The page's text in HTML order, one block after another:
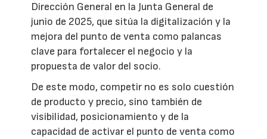
Dirección General en la Junta General de
junio de 2025, que sitúa la digitalización y la
mejora del punto de venta como palancas
clave para fortalecer el negocio y la
propuesta de valor del socio.
De este modo, competir no es solo cuestión
de producto y precio, sino también de
visibilidad, posicionamiento y de la
capacidad de activar el punto de venta como